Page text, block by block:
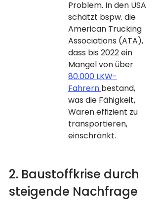
Problem. In den USA
schätzt bspw. die
American Trucking
Associations (ATA),
dass bis 2022 ein
Mangel von über
80.000 LKW-
Fahrern bestand,
was die Fähigkeit,
Waren effizient zu
transportieren,
einschränkt.
2. Baustoffkrise durch
steigende Nachfrage